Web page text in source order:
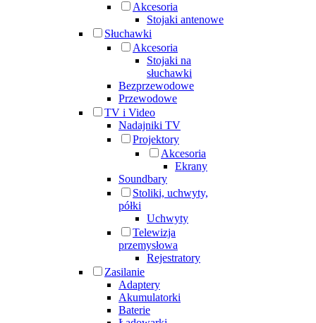
Akcesoria
Stojaki antenowe
Słuchawki
Akcesoria
Stojaki na
słuchawki
Bezprzewodowe
Przewodowe
TV i Video
Nadajniki TV
Projektory
Akcesoria
Ekrany
Soundbary
Stoliki, uchwyty,
półki
Uchwyty
Telewizja
przemysłowa
Rejestratory
Zasilanie
Adaptery
Akumulatorki
Baterie